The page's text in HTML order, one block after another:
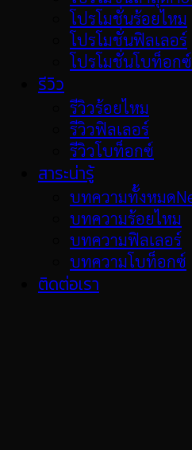
โปรโมชั่นร้อยไหม
โปรโมชั่นฟิลเลอร์
โปรโมชั่นโบท็อกซ์
รีวิว
รีวิวร้อยไหม
รีวิวฟิลเลอร์
รีวิวโบท็อกซ์
สาระน่ารู้
บทความทั้งหมด
บทความร้อยไหม
บทความฟิลเลอร์
บทความโบท็อกซ์
ติดต่อเรา